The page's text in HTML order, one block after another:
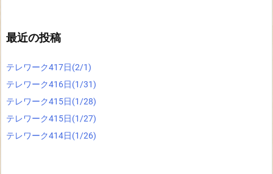
最近の投稿
テレワーク417日(2/1)
テレワーク416日(1/31)
テレワーク415日(1/28)
テレワーク415日(1/27)
テレワーク414日(1/26)